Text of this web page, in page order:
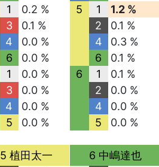
1
0.2 %
3
0.1 %
4
0.0 %
6
0.0 %
1
0.0 %
3
0.0 %
4
0.0 %
5
0.0 %
5
1
1.2 %
2
0.1 %
4
0.3 %
6
0.1 %
6
1
0.1 %
2
0.0 %
4
0.0 %
5
0.0 %
5 植田太一
6 中嶋達也